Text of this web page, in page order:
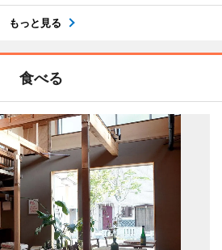
もっと見る
食べる